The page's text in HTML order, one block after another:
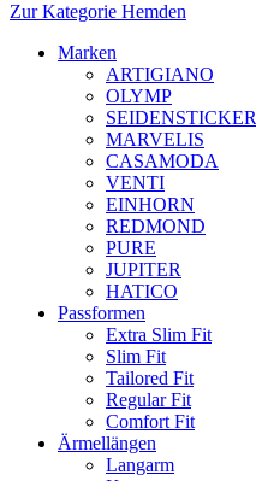
Zur Kategorie Hemden
Marken
ARTIGIANO
OLYMP
SEIDENSTICKER
MARVELIS
CASAMODA
VENTI
EINHORN
REDMOND
PURE
JUPITER
HATICO
Passformen
Extra Slim Fit
Slim Fit
Tailored Fit
Regular Fit
Comfort Fit
Ärmellängen
Langarm